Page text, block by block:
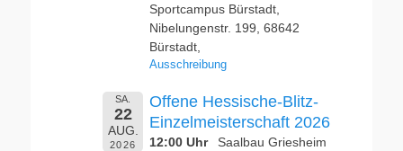
Sportcampus Bürstadt,
Nibelungenstr. 199, 68642
Bürstadt,
Ausschreibung
SA.
22
AUG.
2026
Offene Hessische-Blitz-
Einzelmeisterschaft 2026
12:00 Uhr
Saalbau Griesheim